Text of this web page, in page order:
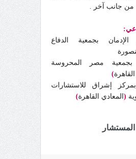
من جانب آخر .
بجمعية الدفاع
مصر المحروسة
)
إشراق للاستشارات
( المعادي القاهرة)